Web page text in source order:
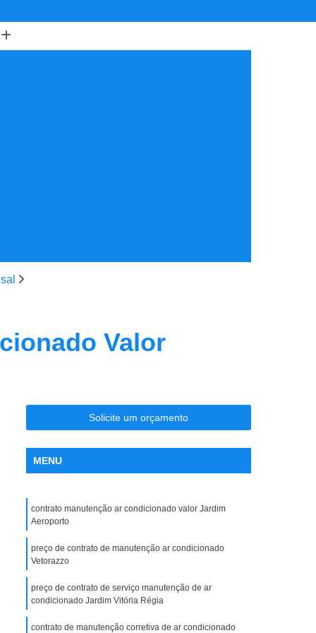
Ar Condicionado
Limpeza de Dutos com Robô
Limpeza de Dutos de Exaustão
Industriais
Limpeza de Dutos Robotizada
Robotizada de Dutos de Ar Condicionado
e Controle para Ar Condicionado
Pmoc Ar Condicionado
Ar Condicionado São José do Rio Preto
Pmoc de Ar Condicionado
de Manutenção Operação e Controle
Valor
Solicite um orçamento
MENU
contrato manutenção ar condicionado valor Jardim
Aeroporto
preço de contrato de manutenção ar condicionado
Vetorazzo
preço de contrato de serviço manutenção de ar
condicionado Jardim Vitória Régia
contrato de manutenção corretiva de ar condicionado